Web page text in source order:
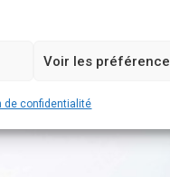
Voir les
de confidentialité